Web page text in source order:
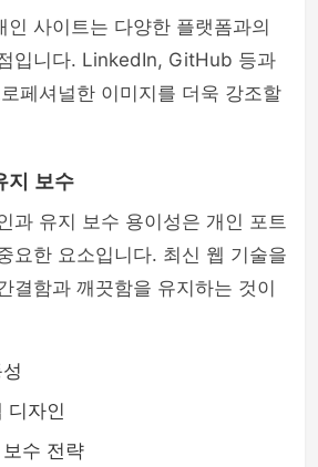
사이트는 다양한 플랫폼과의
입니다. LinkedIn, GitHub 등과
페셔널한 이미지를 더욱 강조할
지 보수
과 유지 보수 용이성은 개인 포트
요한 요소입니다. 최신 웹 기술을
결함과 깨끗함을 유지하는 것이
디자인
수 전략